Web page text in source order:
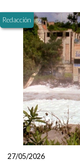
Redacción
27/05/2026